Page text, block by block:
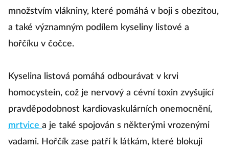
množstvím vlákniny, které pomáhá v boji s obezitou,
a také významným podílem kyseliny listové a
hořčíku v čočce.
Kyselina listová pomáhá odbourávat v krvi
homocystein, což je nervový a cévní toxin zvyšující
pravděpodobnost kardiovaskulárních onemocnění,
mrtvice a je také spojován s některými vrozenými
vadami. Hořčík zase patří k látkám, které blokuji